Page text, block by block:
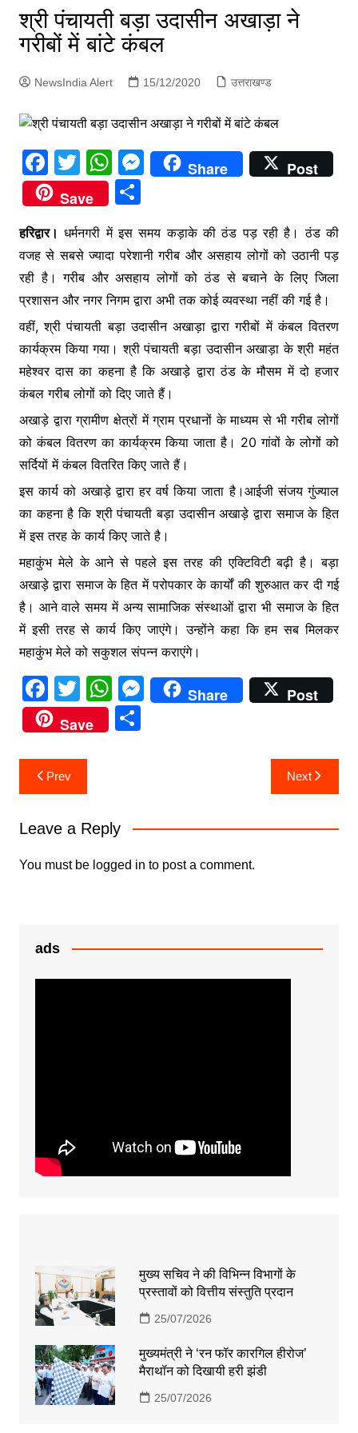
श्री पंचायती बड़ा उदासीन अखाड़ा ने
गरीबों में बांटे कंबल
NewsIndia Alert 15/12/2020 उत्तराखण्ड
F
a
c
e
b
o
o
k
T
w
itt
er
W
h
at
s
A
p
p
M
e
s
e
n
g
er
Share
Post
Save
S
ar
e
हरिद्वार। धर्मनगरी में इस समय कड़ाके की ठंड पड़ रही है। ठंड की
वजह से सबसे ज्यादा परेशानी गरीब और असहाय लोगों को उठानी पड़
रही है। गरीब और असहाय लोगों को ठंड से बचाने के लिए जिला
प्रशासन और नगर निगम द्वारा अभी तक कोई व्यवस्था नहीं की गई है।
वहीं, श्री पंचायती बड़ा उदासीन अखाड़ा द्वारा गरीबों में कंबल वितरण
कार्यक्रम किया गया। श्री पंचायती बड़ा उदासीन अखाड़ा के श्री महंत
महेश्वर दास का कहना है कि अखाड़े द्वारा ठंड के मौसम में दो हजार
कंबल गरीब लोगों को दिए जाते हैं।
अखाड़े द्वारा ग्रामीण क्षेत्रों में ग्राम प्रधानों के माध्यम से भी गरीब लोगों
को कंबल वितरण का कार्यक्रम किया जाता है। 20 गांवों के लोगों को
सर्दियों में कंबल वितरित किए जाते हैं।
इस कार्य को अखाड़े द्वारा हर वर्ष किया जाता है।आईजी संजय गुंज्याल
का कहना है कि श्री पंचायती बड़ा उदासीन अखाड़े द्वारा समाज के हित
में इस तरह के कार्य किए जाते है।
महाकुंभ मेले के आने से पहले इस तरह की एक्टिविटी बढ़ी है। बड़ा
अखाड़े द्वारा समाज के हित में परोपकार के कार्यों की शुरुआत कर दी गई
है। आने वाले समय में अन्य सामाजिक संस्थाओं द्वारा भी समाज के हित
में इसी तरह से कार्य किए जाएंगे। उन्होंने कहा कि हम सब मिलकर
महाकुंभ मेले को सकुशल संपन्न कराएंगे।
F
a
c
e
b
o
k
T
w
itt
er
W
h
at
p
p
M
e
er
Share
Post
Save
S
Post
navigation
Prev Next
Leave a Reply
You must be logged in to post a comment.
ads
मुख्य सचिव ने की विभिन्न विभागों के
प्रस्तावों को वित्तीय संस्तुति प्रदान
25/07/2026
मुख्यमंत्री ने ‘रन फॉर कारगिल हीरोज’
मैराथॉन को दिखायी हरी झंडी
25/07/2026